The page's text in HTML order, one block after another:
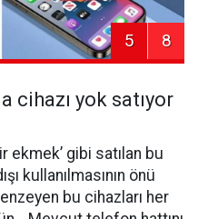
5 8
cihazı yok satıyor
ekmek’ gibi satılan bu
kullanılmasının önü
bu cihazları her